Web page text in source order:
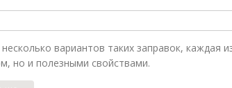
вариантов таких заправок, каждая
но и полезными свойствами.